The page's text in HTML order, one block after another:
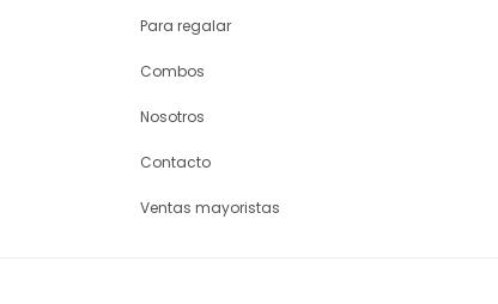
Para regalar
Combos
Nosotros
Contacto
Ventas mayoristas